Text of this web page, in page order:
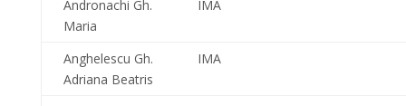
Andronachi Gh.
Maria
IMA
Anghelescu Gh.
Adriana Beatris
IMA